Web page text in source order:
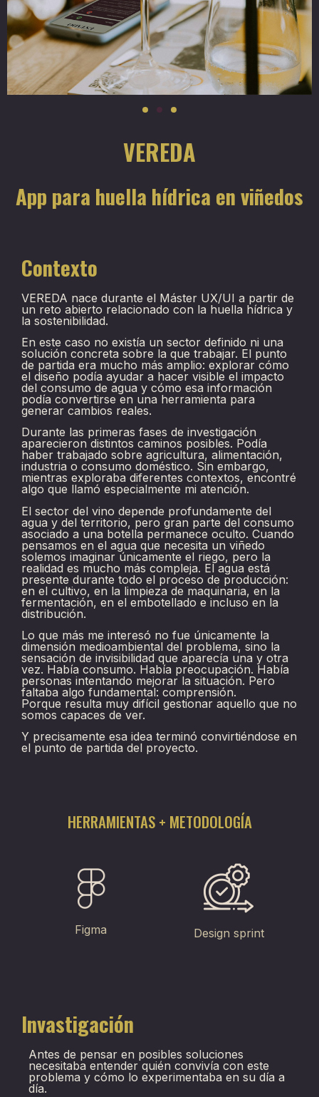
VEREDA
App para huella hídrica en viñedos
Contexto
VEREDA nace durante el Máster UX/UI a partir de
un reto abierto relacionado con la huella hídrica y
la sostenibilidad.
En este caso no existía un sector definido ni una
solución concreta sobre la que trabajar. El punto
de partida era mucho más amplio: explorar cómo
el diseño podía ayudar a hacer visible el impacto
del consumo de agua y cómo esa información
podía convertirse en una herramienta para
generar cambios reales.
Durante las primeras fases de investigación
aparecieron distintos caminos posibles. Podía
haber trabajado sobre agricultura, alimentación,
industria o consumo doméstico. Sin embargo,
mientras exploraba diferentes contextos, encontré
algo que llamó especialmente mi atención.
El sector del vino depende profundamente del
agua y del territorio, pero gran parte del consumo
asociado a una botella permanece oculto. Cuando
pensamos en el agua que necesita un viñedo
solemos imaginar únicamente el riego, pero la
realidad es mucho más compleja. El agua está
presente durante todo el proceso de producción:
en el cultivo, en la limpieza de maquinaria, en la
fermentación, en el embotellado e incluso en la
distribución.
Lo que más me interesó no fue únicamente la
dimensión medioambiental del problema, sino la
sensación de invisibilidad que aparecía una y otra
vez. Había consumo. Había preocupación. Había
personas intentando mejorar la situación. Pero
faltaba algo fundamental: comprensión.
Porque resulta muy difícil gestionar aquello que no
somos capaces de ver.
Y precisamente esa idea terminó convirtiéndose en
el punto de partida del proyecto.
HERRAMIENTAS + METODOLOGÍA
Figma Design sprint
Invastigación
Antes de pensar en posibles soluciones
necesitaba entender quién convivía con este
problema y cómo lo experimentaba en su día a
día.